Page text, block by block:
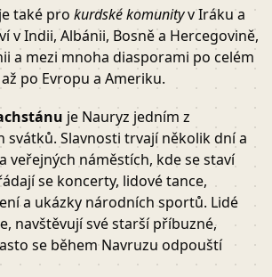
také pro kurdské komunityv Iráku a
v Indii, Albánii, Bosně a Hercegovině,
a mezi mnoha diasporami po celém
po Evropu a Ameriku.
je Nauryz jedním z
svátků. Slavnosti trvají několik dní a
veřejných náměstích, kde se staví
se koncerty, lidové tance,
a ukázky národních sportů. Lidé
navštěvují své starší příbuzné,
se během Navruzu odpouští